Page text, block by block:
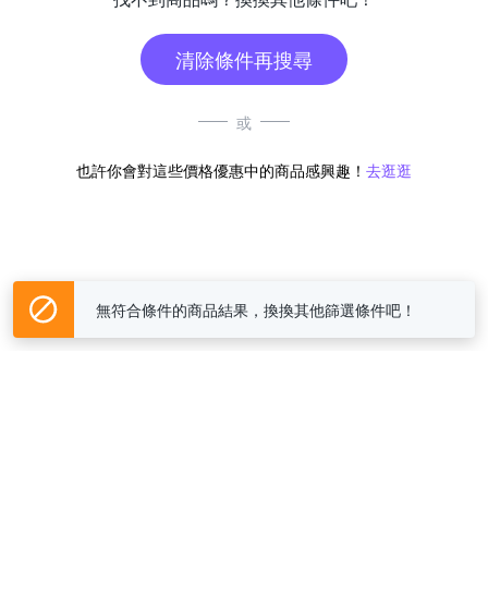
清除條件再搜尋
或
也許你會對這些價格優惠中的商品感興趣！ 去逛逛
無符合條件的商品結果，換換其他篩選條件吧！